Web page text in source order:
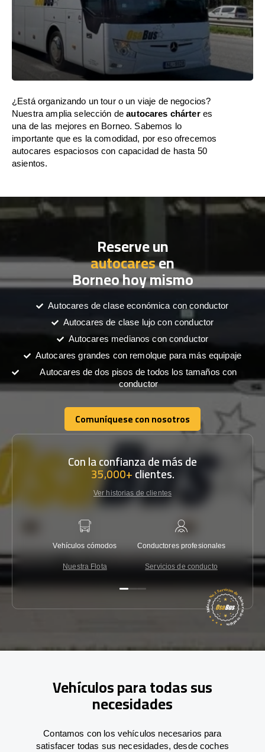
¿Está organizando un tour o un viaje de negocios?
Nuestra amplia selección deautocares chárteres
una de las mejores en Borneo. Sabemos lo
importante que es la comodidad, por eso ofrecemos
autocares espaciosos con capacidad de hasta 50
asientos.
Reserve un
autocaresen
Borneo hoy mismo
Autocares de clase económica con conductor
Autocares de clase lujo con conductor
Autocares medianos con conductor
Autocares grandes con remolque para más equipaje
Autocares de dos pisos de todos los tamaños con
conductor
Comuníquese con nosotros
Comuníquese con nosotros
Con la confianza de más de
35,000+clientes.
Ver historias de clientes
Vehículos cómodos
Nuestra Flota
Conductores profesionales
Servicios de conducto
Vehículos para todas sus
necesidades
Contamos con los vehículos necesarios para
satisfacer todas sus necesidades, desde coches